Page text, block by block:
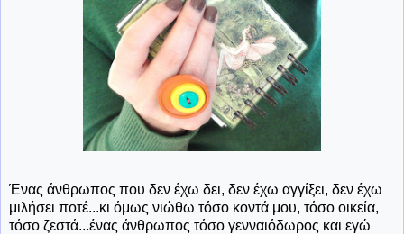
Ένας άνθρωπος που δεν έχω δει, δεν έχω αγγίξει, δεν έχω
μιλήσει ποτέ...κι όμως νιώθω τόσο κοντά μου, τόσο οικεία,
τόσο ζεστά...ένας άνθρωπος τόσο γενναιόδωρος και εγώ